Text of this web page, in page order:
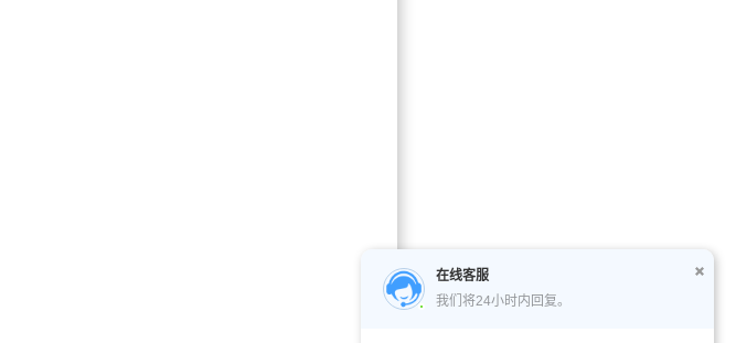
在线客服
我们将24小时内回复。